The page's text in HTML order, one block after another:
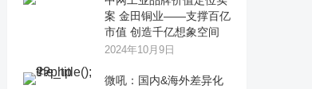
案 金田铜业——支撑百亿
市值 创造千亿想象空间
2024年10月9日
微吼：国内&海外差异化